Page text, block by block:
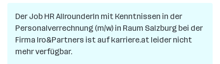
in
Salzburg
Der Job HR AllrounderIn mit Kenntnissen in der
Personalverrechnung (m/w) in Raum Salzburg bei der
Firma Iro&Partners ist auf karriere.at leider nicht
mehr verfügbar.